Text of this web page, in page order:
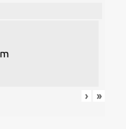
› »